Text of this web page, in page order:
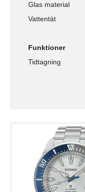
Glas material
Vattentät
Funktioner
Tidtagning